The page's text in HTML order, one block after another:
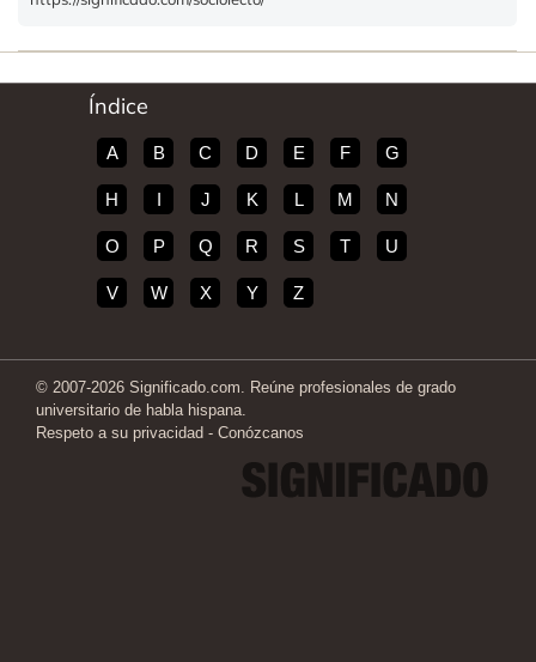
Índice
A B C D E F G
H I J K L M N
O P Q R S T U
V W X Y Z
© 2007-2026 Significado.com. Reúne profesionales de grado
universitario de habla hispana.
Respeto a su privacidad - Conózcanos